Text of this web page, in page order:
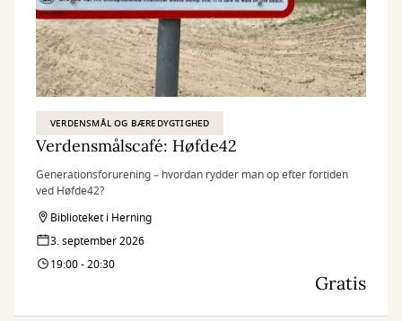
VERDENSMÅL OG BÆREDYGTIGHED
Verdensmålscafé: Høfde42
Generationsforurening – hvordan rydder man op efter fortiden
ved Høfde42?
Biblioteket i Herning
3. september 2026
19:00 - 20:30
Gratis